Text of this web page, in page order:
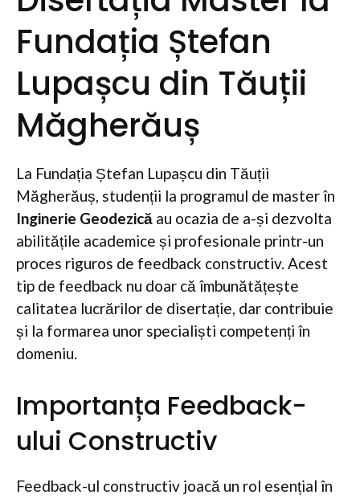
Fundația Ștefan
Lupașcu din Tăuții
Măgherăuș
La Fundația Ștefan Lupașcu din Tăuții
Măgherăuș, studenții la programul de master în
Inginerie Geodezică au ocazia de a-și dezvolta
abilitățile academice și profesionale printr-un
proces riguros de feedback constructiv. Acest
tip de feedback nu doar că îmbunătățește
calitatea lucrărilor de disertație, dar contribuie
și la formarea unor specialiști competenți în
domeniu.
Importanța Feedback-
ului Constructiv
Feedback-ul constructiv joacă un rol esențial în